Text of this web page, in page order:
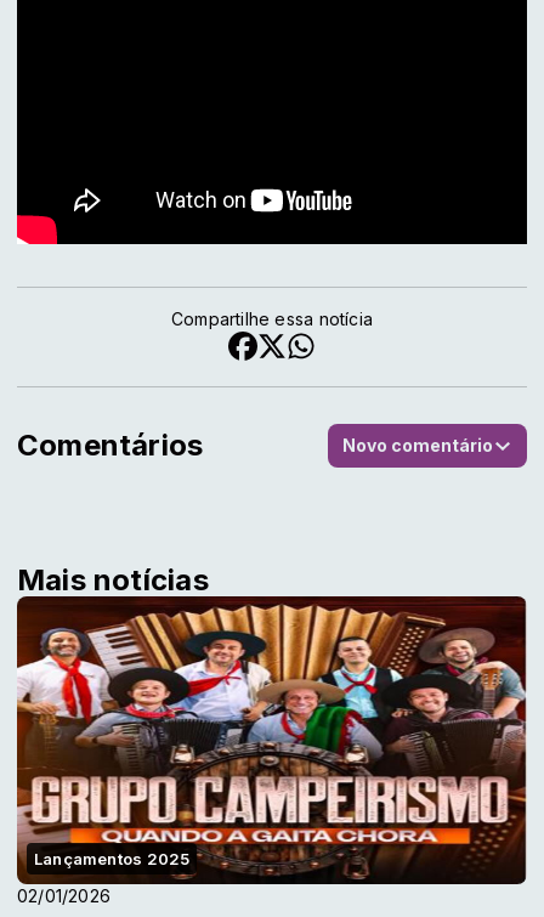
Compartilhe essa notícia
Comentários Novo comentário
Mais notícias
Lançamentos 2025
02/01/2026